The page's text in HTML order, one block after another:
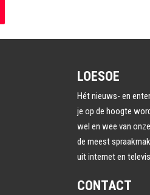
LOESOE
Hét nieuws- en
je op de hoogte
wel en wee van
de meest
uit internet en
CONTACT